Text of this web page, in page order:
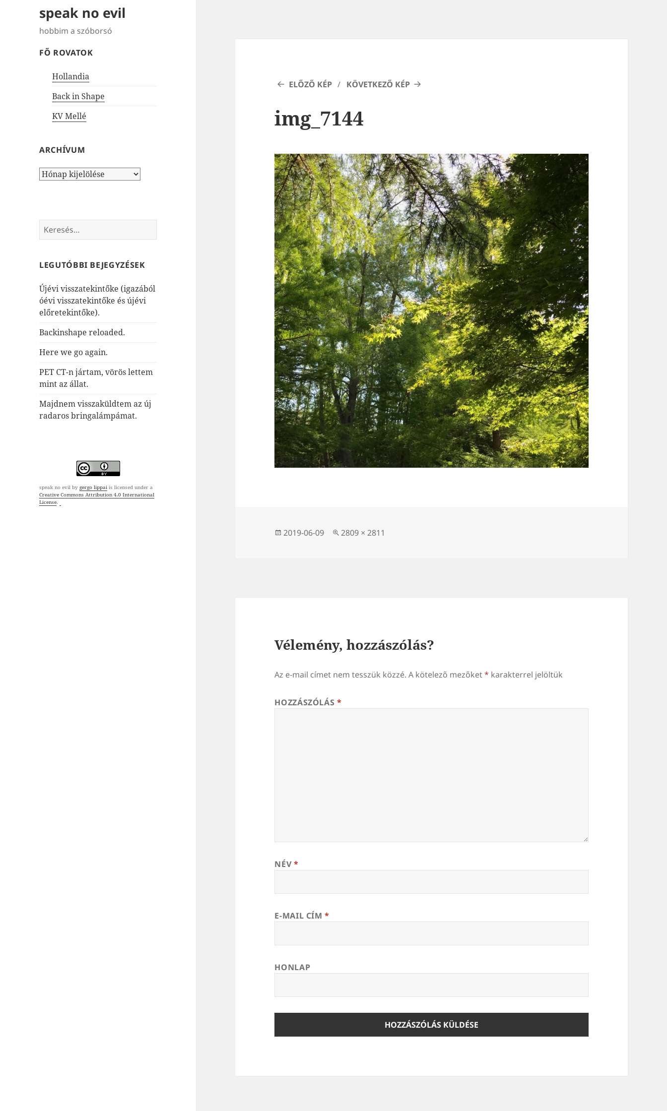
speak no evil
hobbim a szóborsó
FŐ ROVATOK
Hollandia
Back in Shape
KV Mellé
ARCHÍVUM
Archívum
Keresés:
LEGUTÓBBI BEJEGYZÉSEK
Újévi visszatekintőke (igazából
óévi visszatekintőke és újévi
előretekintőke).
Backinshape reloaded.
Here we go again.
PET CT-n jártam, vörös lettem
mint az állat.
Majdnem visszaküldtem az új
radaros bringalámpámat.
speak no evil bygergo lippai is licensed under a
Creative Commons Attribution 4.0 International
License.
ELŐZŐ KÉP KÖVETKEZŐ KÉP
img_7144
Közzétéve
2019-06-09
Teljes
2809 × 2811
Vélemény, hozzászólás?
Az e-mail címet nem tesszük közzé. A kötelező mezőket* karakterrel jelöltük
HOZZÁSZÓLÁS*
NÉV *
E-MAIL CÍM*
HONLAP